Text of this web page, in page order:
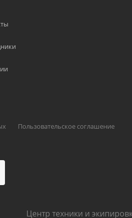
Пользовательское соглашение
Центр техники и